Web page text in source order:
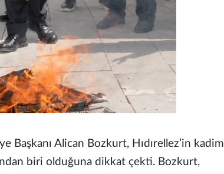
Başkanı Alican Bozkurt, Hıdırellez’in kadim
biri olduğuna dikkat çekti. Bozkurt,